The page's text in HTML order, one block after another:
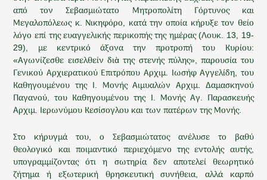
από τον Σεβασμιώτατο Μητροπολίτη Γόρτυνος και
Μεγαλοπόλεως κ. Νικηφόρο, κατά την οποία κήρυξε τον θείο
λόγο επί της ευαγγελικής περικοπής της ημέρας (Λουκ. 13, 19-
29), με κεντρικό άξονα την προτροπή του Κυρίου:
«Αγωνίζεσθε εισελθείν διὰ της στενής πύλης», παρουσία του
Γενικού Αρχιερατικού Επιτρόπου Αρχιμ. Ιωσήφ Αγγελίδη, του
Καθηγουμένου της Ι. Μονής Αιμυαλών Αρχιμ. Δαμασκηνού
Παγανού, του Καθηγουμένου της Ι. Μονής Αγ. Παρασκευής
Αρχιμ. Ιερωνύμου Κεσίσογλου και των πατέρων της Μονής.
Στο κήρυγμά του, ο Σεβασμιώτατος ανέλυσε το βαθύ
θεολογικό και ποιμαντικό περιεχόμενο της εντολής αυτής,
υπογραμμίζοντας ότι η σωτηρία δεν αποτελεί θεωρητικό
ζήτημα ή εξωτερική θρησκευτική συνήθεια, αλλά καρπό